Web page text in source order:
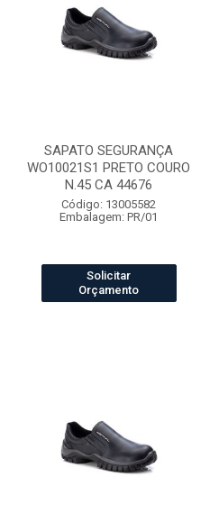
SAPATO SEGURANÇA
WO10021S1 PRETO COURO
N.45 CA 44676
Código: 13005582
Embalagem: PR/01
Solicitar
Orçamento